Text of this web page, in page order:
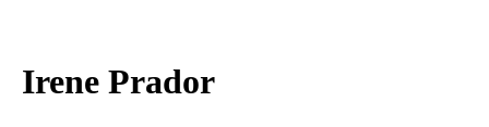
Irene Prador